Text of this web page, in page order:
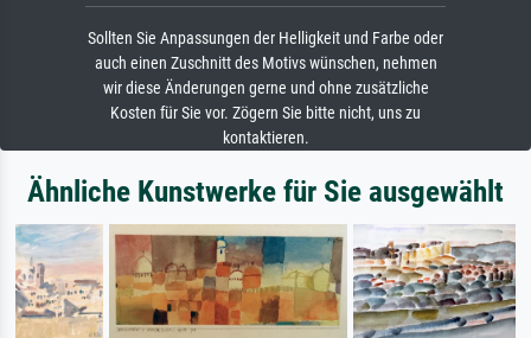
Sollten Sie Anpassungen der Helligkeit und Farbe oder
auch einen Zuschnitt des Motivs wünschen, nehmen
wir diese Änderungen gerne und ohne zusätzliche
Kosten für Sie vor. Zögern Sie bitte nicht, uns zu
kontaktieren.
Ähnliche Kunstwerke für Sie ausgewählt